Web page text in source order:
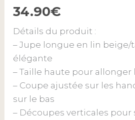
34.90€
Détails du produit :
– Jupe longue en lin beige/
élégante
– Taille haute pour
– Coupe ajustée sur les
sur le bas
– Découpes verticales
en
[TAUPE]